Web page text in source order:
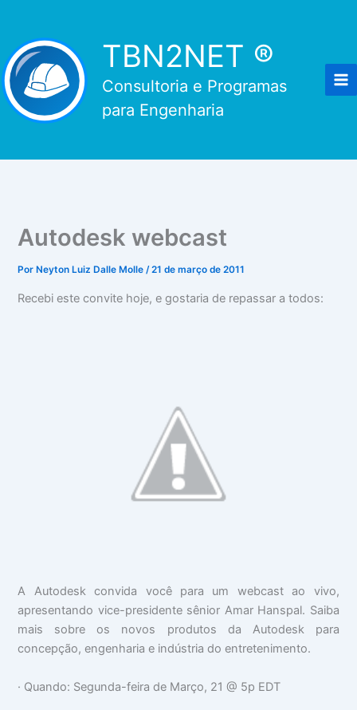
conteúdo
TBN2NET ®
Consultoria e Programas
para Engenharia
Autodesk webcast
Por Neyton Luiz Dalle Molle/21 de março de 2011
Recebi este convite hoje, e gostaria de repassar a todos:
A Autodesk convida você para um webcast ao vivo,
apresentando vice-presidente sênior Amar Hanspal. Saiba
mais sobre os novos produtos da Autodesk para
concepção, engenharia e indústria do entretenimento.
· Quando: Segunda-feira de Março, 21 @ 5p EDT